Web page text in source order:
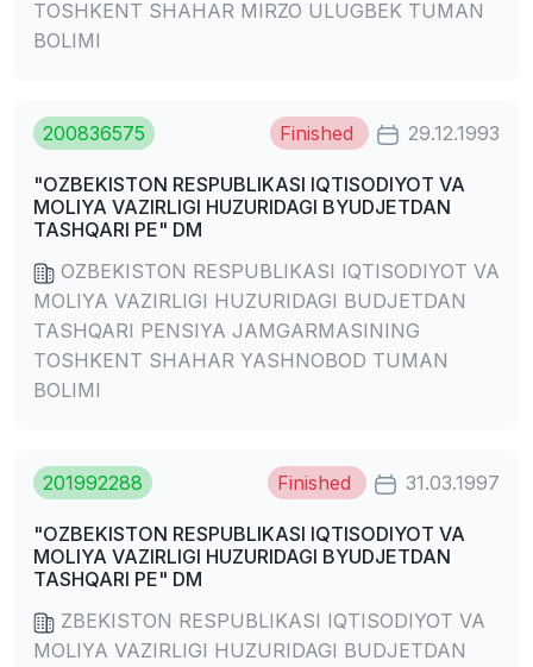
TOSHKENT SHAHAR MIRZO ULUGBEK TUMAN
BOLIMI
200836575 Finished 29.12.1993
"OZBEKISTON RESPUBLIKASI IQTISODIYOT VA
MOLIYA VAZIRLIGI HUZURIDAGI BYUDJETDAN
TASHQARI PE" DM
OZBEKISTON RESPUBLIKASI IQTISODIYOT VA
MOLIYA VAZIRLIGI HUZURIDAGI BUDJETDAN
TASHQARI PENSIYA JAMGARMASINING
TOSHKENT SHAHAR YASHNOBOD TUMAN
BOLIMI
201992288 Finished 31.03.1997
"OZBEKISTON RESPUBLIKASI IQTISODIYOT VA
MOLIYA VAZIRLIGI HUZURIDAGI BYUDJETDAN
TASHQARI PE" DM
ZBEKISTON RESPUBLIKASI IQTISODIYOT VA
MOLIYA VAZIRLIGI HUZURIDAGI BUDJETDAN